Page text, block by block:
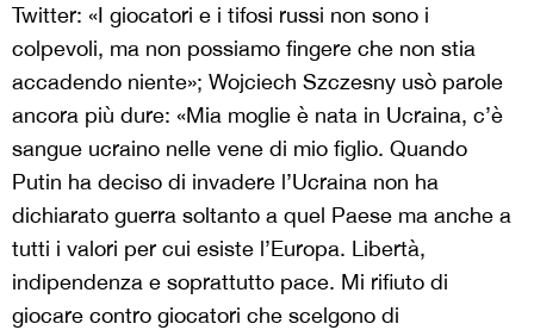
Twitter: «I giocatori e i tifosi russi non sono i
colpevoli, ma non possiamo fingere che non stia
accadendo niente»; Wojciech Szczesny usò parole
ancora più dure: «Mia moglie è nata in Ucraina, c’è
sangue ucraino nelle vene di mio figlio. Quando
Putin ha deciso di invadere l’Ucraina non ha
dichiarato guerra soltanto a quel Paese ma anche a
tutti i valori per cui esiste l’Europa. Libertà,
indipendenza e soprattutto pace. Mi rifiuto di
giocare contro giocatori che scelgono di